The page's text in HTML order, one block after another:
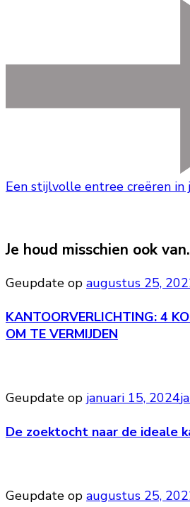
Een stijlvolle entree creëren in
Je houd misschien ook
Geupdate op augustus 25,
KANTOORVERLICHTING: 4
OM TE VERMIJDEN
Geupdate op januari 15, 2024
De zoektocht naar de ideale
Geupdate op augustus 25,